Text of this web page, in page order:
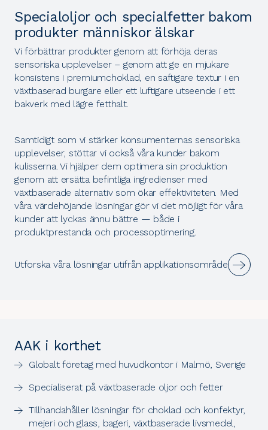
Specialoljor och specialfetter bakom
produkter människor älskar
Vi förbättrar produkter genom att förhöja deras
sensoriska upplevelser – genom att ge en mjukare
konsistens i premiumchoklad, en saftigare textur i en
växtbaserad burgare eller ett luftigare utseende i ett
bakverk med lägre fetthalt.
Samtidigt som vi stärker konsumenternas sensoriska
upplevelser, stöttar vi också våra kunder bakom
kulisserna. Vi hjälper dem optimera sin produktion
genom att ersätta befintliga ingredienser med
växtbaserade alternativ som ökar effektiviteten. Med
våra värdehöjande lösningar gör vi det möjligt för våra
kunder att lyckas ännu bättre — både i
produktprestanda och processoptimering.
Utforska våra lösningar utifrån applikationsområde
AAK i korthet
Globalt företag med huvudkontor i Malmö, Sverige
Specialiserat på växtbaserade oljor och fetter
Tillhandahåller lösningar för choklad och konfektyr,
mejeri och glass, bageri, växtbaserade livsmedel,